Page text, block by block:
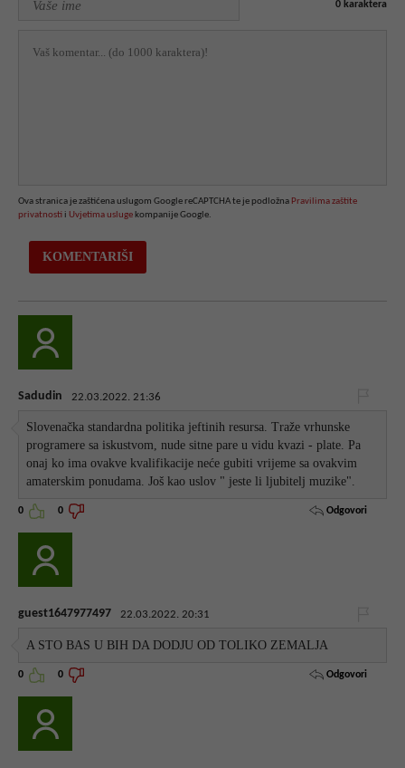
0 karaktera
Ova stranica je zaštićena uslugom Google reCAPTCHA te je podložna Pravilima zaštite
privatnosti i Uvjetima usluge kompanije Google.
Sadudin 22.03.2022. 21:36
Slovenačka standardna politika jeftinih resursa. Traže vrhunske
programere sa iskustvom, nude sitne pare u vidu kvazi - plate. Pa
onaj ko ima ovakve kvalifikacije neće gubiti vrijeme sa ovakvim
amaterskim ponudama. Još kao uslov " jeste li ljubitelj muzike".
0 0 Odgovori
guest1647977497 22.03.2022. 20:31
A STO BAS U BIH DA DODJU OD TOLIKO ZEMALJA
0 0 Odgovori